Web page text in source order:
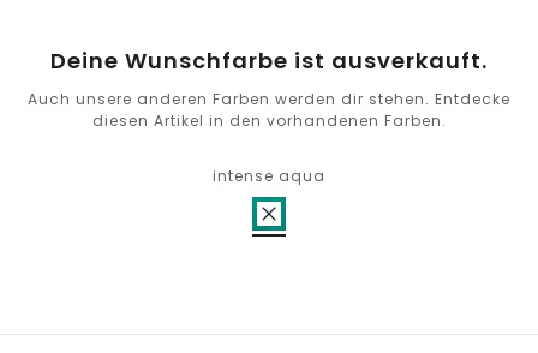
Deine Wunschfarbe ist ausverkauft.
Auch unsere anderen Farben werden dir stehen. Entdecke
diesen Artikel in den vorhandenen Farben.
intense aqua